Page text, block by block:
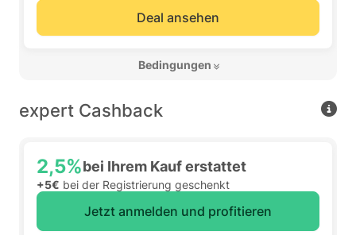
Deal ansehen
Bedingungen
expert Cashback
2,5%bei Ihrem Kauf erstattet
+5€ bei der Registrierung geschenkt
Jetzt anmelden und profitieren